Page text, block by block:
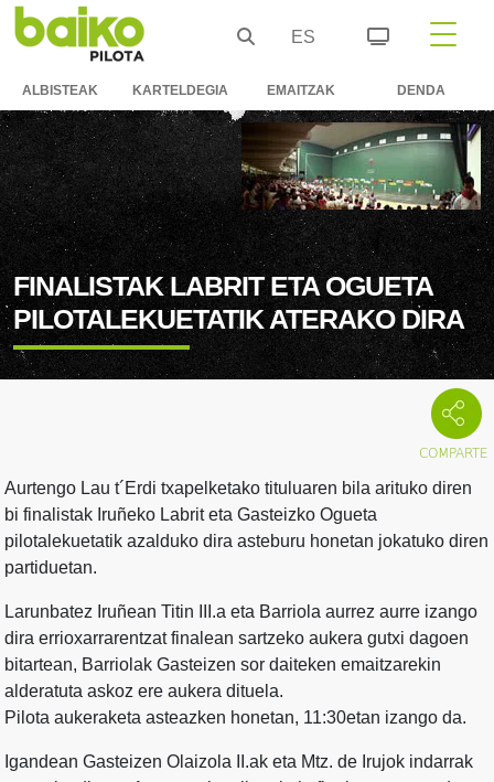
ES
ALBISTEAK KARTELDEGIA EMAITZAK DENDA
FINALISTAK LABRIT ETA OGUETA
PILOTALEKUETATIK ATERAKO DIRA
Aurtengo Lau t´Erdi txapelketako tituluaren bila arituko diren
bi finalistak Iruñeko Labrit eta Gasteizko Ogueta
pilotalekuetatik azalduko dira asteburu honetan jokatuko diren
partiduetan.
Larunbatez Iruñean Titin III.a eta Barriola aurrez aurre izango
dira errioxarrarentzat finalean sartzeko aukera gutxi dagoen
bitartean, Barriolak Gasteizen sor daiteken emaitzarekin
alderatuta askoz ere aukera dituela.
Pilota aukeraketa asteazken honetan, 11:30etan izango da.
Igandean Gasteizen Olaizola II.ak eta Mtz. de Irujok indarrak